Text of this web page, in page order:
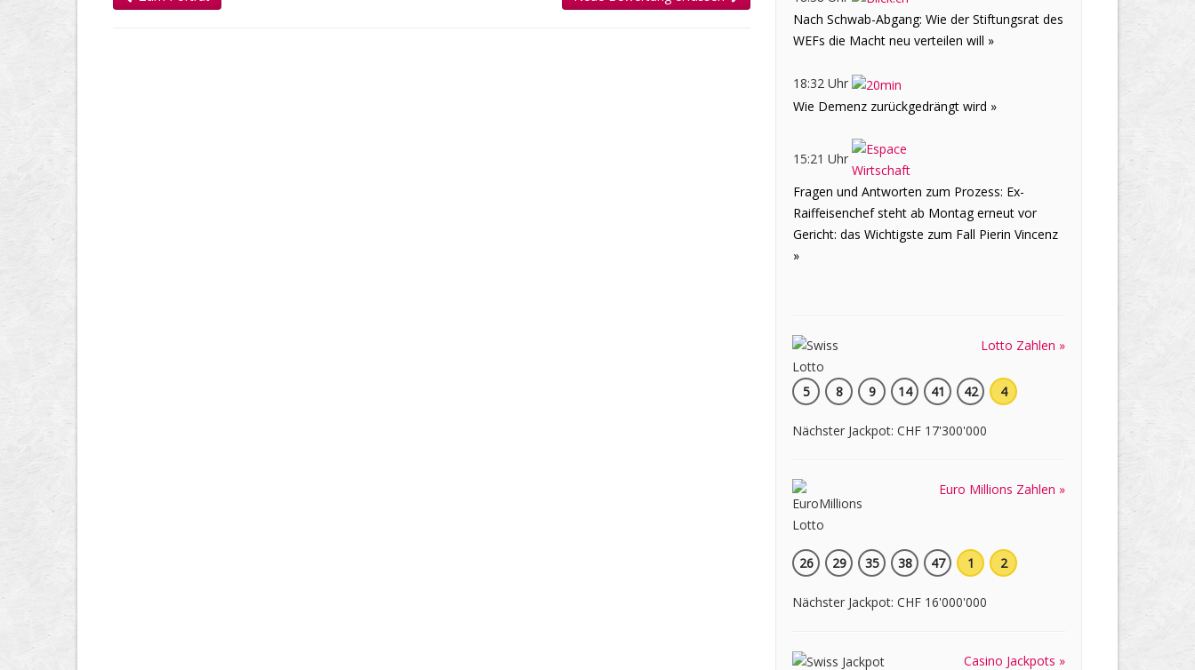
Nach Schwab-Abgang: Wie der Stiftungsrat des
WEFs die Macht neu verteilen will »
18:32 Uhr
Wie Demenz zurückgedrängt wird »
15:21 Uhr
Fragen und Antworten zum Prozess: Ex-
Raiffeisenchef steht ab Montag erneut vor
Gericht: das Wichtigste zum Fall Pierin Vincenz
»
Lotto Zahlen »
5 8 9 14 41 42 4
Nächster Jackpot: CHF 17'300'000
Euro Millions Zahlen »
26 29 35 38 47 1 2
Nächster Jackpot: CHF 16'000'000
Casino Jackpots »